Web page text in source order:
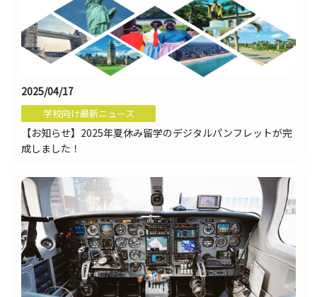
2025/04/17
学校向け最新ニュース
【お知らせ】2025年夏休み留学のデジタルパンフレットが完
成しました！